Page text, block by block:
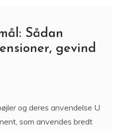
Sådan
gevind
og deres anvendelse U
som anvendes bredt